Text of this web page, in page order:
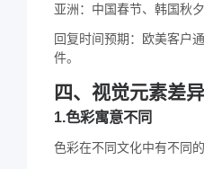
亚洲：中国春节、韩国秋
回复时间预期：欧美客户
件。
四、视觉元素差异
1.色彩寓意不同
色彩在不同文化中有不同